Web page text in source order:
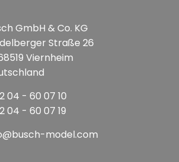
GmbH & Co. KG
Straße 26
Viernheim
04 - 60 07 10
04 - 60 07 19
model.com